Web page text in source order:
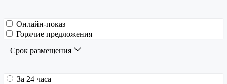
Онлайн-показ
Горячие предложения
Срок размещения
За 24 часа